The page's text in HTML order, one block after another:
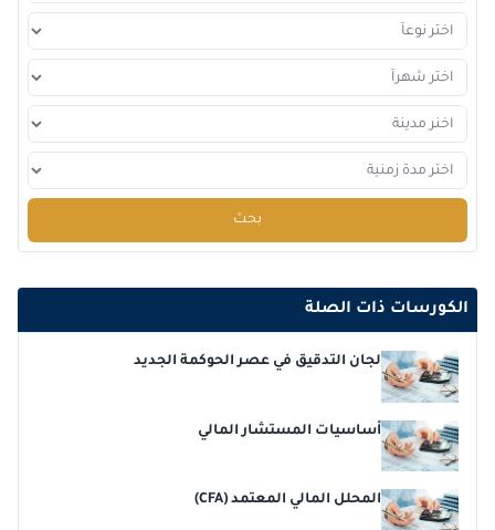
2026-12-07
2026-12-07 كوالا لامبور التفاصيل
2026-12-14 برشلونة
2026-12-21 لندن التفاصيل
2026-12-21 امستردام التفاصيل
2026-12-27
2026-12-28 القاهرة
بحث
الكورسات ذات الصلة
لجان التدقيق في عصر الحوكمة الجديد
أساسيات المستشار المالي
المحلل المالي المعتمد (CFA)